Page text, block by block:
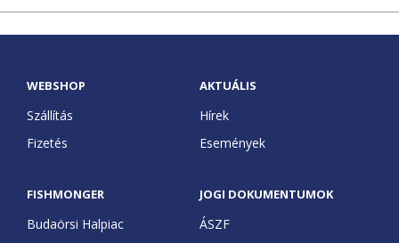
WEBSHOP
Budaörsi Halpiac
Dokk Büfé
Hírek
TUDÁSTÁR
WEBSHOP
Szállítás
Fizetés
FISHMONGER
Budaörsi Halpiac
AKTUÁLIS
Hírek
Események
JOGI DOKUMENTUMOK
ÁSZF